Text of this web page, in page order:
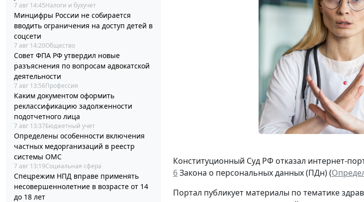
7 авг 14:45Налоги и бухучет
Минцифры России не собирается
вводить ограничения на доступ детей в
соцсети
7 авг 14:20Общество
Совет ФПА РФ утвердил новые
разъяснения по вопросам адвокатской
деятельности
7 авг 13:56Профессия
Каким документом оформить
реклассификацию задолженности
подотчетного лица
7 авг 13:37Бюджетный учет
Определены особенности включения
частных медорганизаций в реестр
системы ОМС
7 авг 13:19Социальная сфера
Спецрежим НПД вправе применять
несовершеннолетние в возрасте от 14
до 18 лет
Конституционный Суд РФ отказал интернет-
6Закона о персональных данных (ПДн) (
Портал публикует материалы по тематике